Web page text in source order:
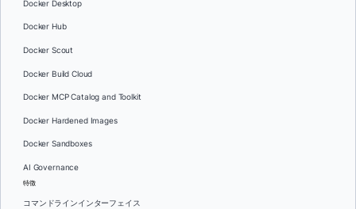
Docker Desktop
Docker Hub
Docker Scout
Docker Build Cloud
Docker MCP Catalog and Toolkit
Docker Hardened Images
Docker Sandboxes
AI Governance
特徴
コマンドラインインターフェイス